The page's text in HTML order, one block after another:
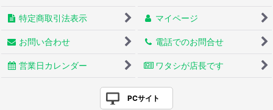
特定商取引法表示 マイページ
お問い合わせ 電話でのお問合せ
営業日カレンダー ワタシが店長です
PCサイト